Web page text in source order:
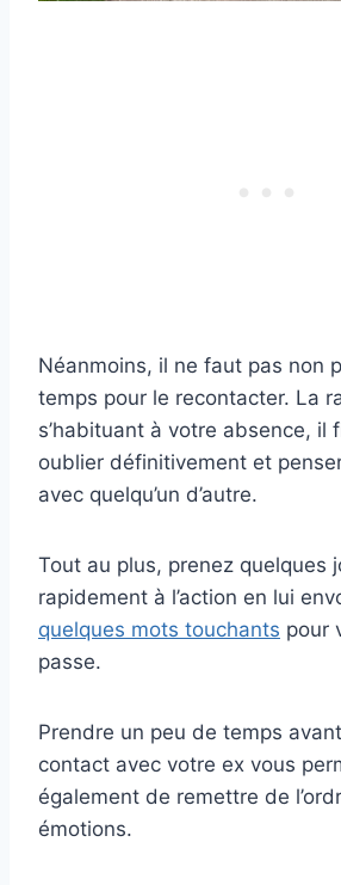
Néanmoins, il ne faut pas non
temps pour le recontacter. La
s’habituant à votre absence, il
oublier définitivement et
avec quelqu’un d’autre.
Tout au plus, prenez quelques
rapidement à l’action en lui
quelques mots touchants pour
passe.
Prendre un peu de temps
contact avec votre ex vous
également de remettre de
émotions.